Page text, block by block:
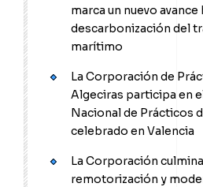
marca un nuevo avance
descarbonización del
marítimo
La Corporación de
Algeciras participa en
Nacional de Prácticos
celebrado en Valencia
La Corporación
remotorización y